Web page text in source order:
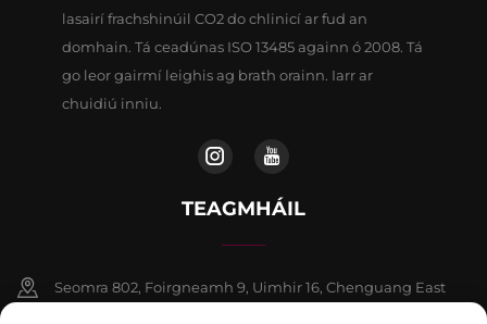
lasairí frachshinúil CO2 do chlinicí ar fud an
domhain. Tá ceadúnas ISO 13485 againn ó 2008. Tá
go leor gairmí leighis ag brath orainn. Iarr ar
chuidiú inniu.
TEAGMHÁIL
Seomra 802, Foirgneamh 9, Uimhir 16, Chenguang East